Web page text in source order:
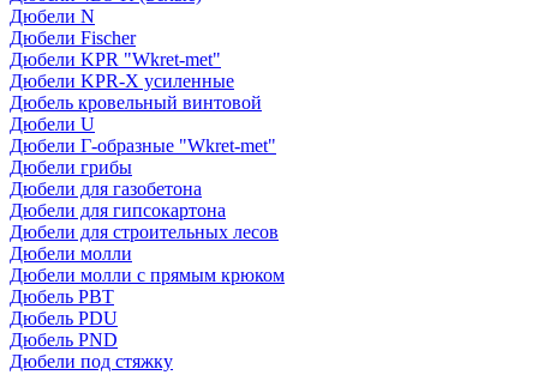
Дюбели N
Дюбели Fischer
Дюбели KPR "Wkret-met"
Дюбели KPR-Х усиленные
Дюбель кровельный винтовой
Дюбели U
Дюбели Г-образные "Wkret-met"
Дюбели грибы
Дюбели для газобетона
Дюбели для гипсокартона
Дюбели для строительных лесов
Дюбели молли
Дюбели молли с прямым крюком
Дюбель PBT
Дюбель PDU
Дюбель PND
Дюбели под стяжку